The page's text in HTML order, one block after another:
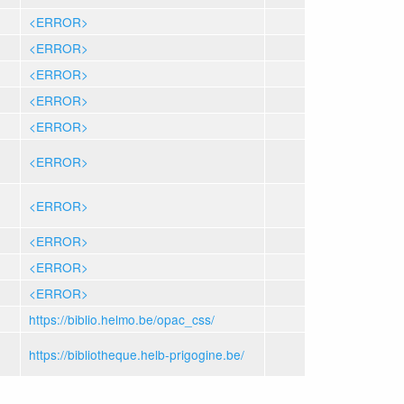
<ERROR>
<ERROR>
<ERROR>
<ERROR>
<ERROR>
<ERROR>
<ERROR>
<ERROR>
<ERROR>
<ERROR>
https://biblio.helmo.be/opac_css/
https://bibliotheque.helb-prigogine.be/